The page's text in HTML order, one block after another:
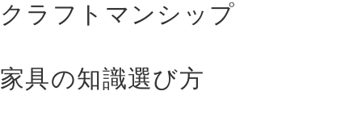
クラフトマンシップ
家具の知識選び方